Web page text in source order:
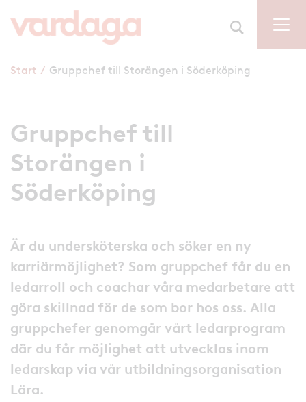
Start / Gruppchef till Storängen i Söderköping
Gruppchef till
Storängen i
Söderköping
Är du undersköterska och söker en ny
karriärmöjlighet? Som gruppchef får du en
ledarroll och coachar våra medarbetare att
göra skillnad för de som bor hos oss. Alla
gruppchefer genomgår vårt ledarprogram
där du får möjlighet att utvecklas inom
ledarskap via vår utbildningsorganisation
Lära.